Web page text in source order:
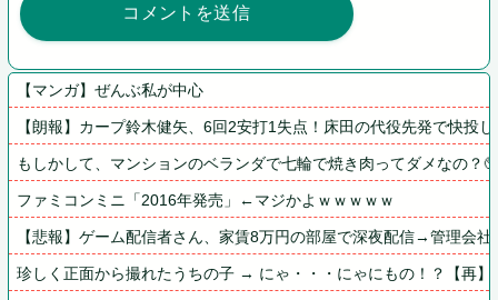
【マンガ】ぜんぶ私が中心
【朗報】カープ鈴木健矢、6回2安打1失点！床田の代役先発で快投
もしかして、マンションのベランダで七輪で焼き肉ってダメなの？🥺
ファミコンミニ「2016年発売」←マジかよｗｗｗｗｗ
【悲報】ゲーム配信者さん、家賃8万円の部屋で深夜配信→管理会
珍しく正面から撮れたうちの子 → にゃ・・・にゃにもの！？【再】